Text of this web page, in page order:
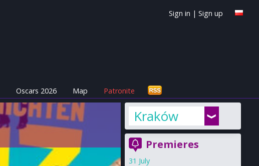
Sign in | Sign up
Oscars 2026 Map Patronite
Kraków
Premieres
31 July